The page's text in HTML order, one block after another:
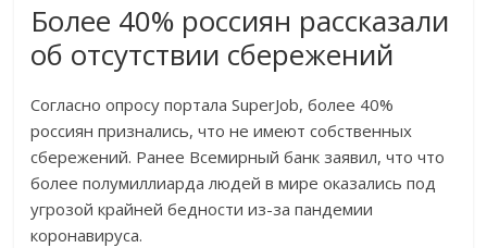
Более 40% россиян рассказали
об отсутствии сбережений
Согласно опросу портала SuperJob, более 40%
россиян признались, что не имеют собственных
сбережений. Ранее Всемирный банк заявил, что что
более полумиллиарда людей в мире оказались под
угрозой крайней бедности из-за пандемии
коронавируса.